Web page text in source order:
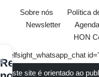
Sobre nós Política
Newsletter
HON
[elfsight_whatsapp_chat
Este site é orientado ao
Receba